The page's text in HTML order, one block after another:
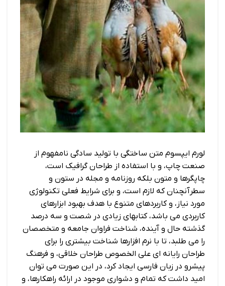
لورم ایپسوم متن ساختگی با تولید سادگی نامفهوم از
صنعت چاپ، و با استفاده از طراحان گرافیک است،
چاپگرها و متون بلکه روزنامه و مجله در ستون و
سطرآنچنان که لازم است، و برای شرایط فعلی تکنولوژی
مورد نیاز، و کاربردهای متنوع با هدف بهبود ابزارهای
کاربردی می باشد، کتابهای زیادی در شصت و سه درصد
گذشته حال و آینده، شناخت فراوان جامعه و متخصصان
را می طلبد، تا با نرم افزارها شناخت بیشتری را برای
طراحان رایانه ای علی الخصوص طراحان خلاقی، و فرهنگ
پیشرو در زبان فارسی ایجاد کرد، در این صورت می توان
امید داشت که تمام و دشواری موجود در ارائه راهکارها، و